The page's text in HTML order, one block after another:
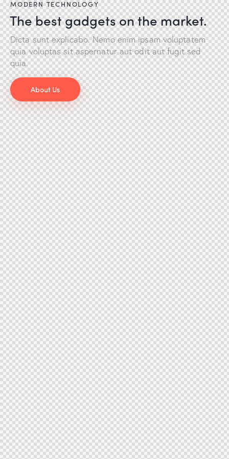
MODERN TECHNOLOGY
The best gadgets on the market.
Dicta sunt explicabo. Nemo enim ipsam voluptatem
quia voluptas sit aspernatur aut odit aut fugit sed
quia.
About Us